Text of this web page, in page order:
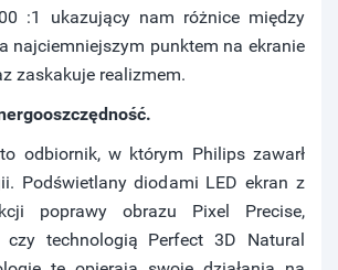
:1 ukazujący nam różnice między
najciemniejszym punktem na ekranie
zaskakuje realizmem.
odbiornik, w którym Philips zawarł
Podświetlany diodami LED ekran z
poprawy obrazu Pixel Precise,
czy technologią Perfect 3D Natural